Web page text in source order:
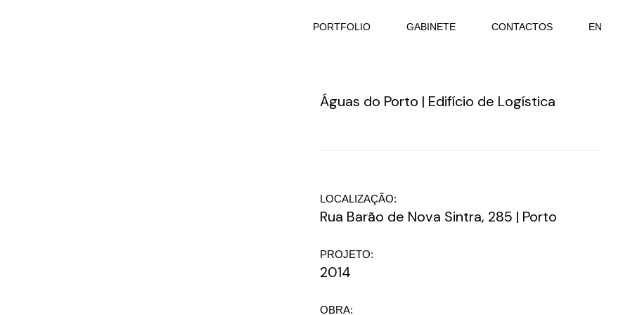
PORTFOLIO GABINETE CONTACTOS EN
Águas do Porto | Edifício de Logística
LOCALIZAÇÃO:
Rua Barão de Nova Sintra, 285 | Porto
PROJETO:
2014
OBRA: